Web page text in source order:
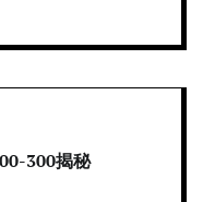
300揭秘